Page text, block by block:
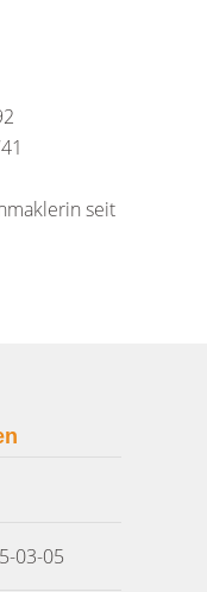
seit
03-05